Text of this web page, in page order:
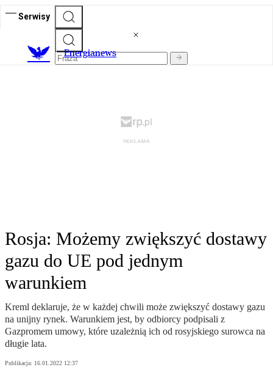
Serwisy
Energianews
Rosja: Możemy zwiększyć dostawy
gazu do UE pod jednym
warunkiem
Kreml deklaruje, że w każdej chwili może zwiększyć dostawy gazu
na unijny rynek. Warunkiem jest, by odbiorcy podpisali z
Gazpromem umowy, które uzależnią ich od rosyjskiego surowca na
długie lata.
Publikacja: 16.01.2022 12:37